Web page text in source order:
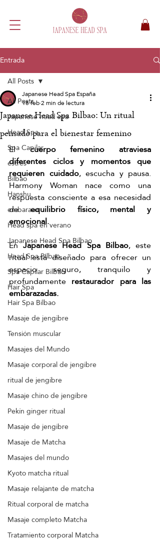
Entrada
All Posts
Japanese head spa
Head Spa
Spa Capilar
estres
Bilbao
Hanshu
embarazo
Head spa en verano
Japanese Head Spa Bilbao
Head Spa Bilbao
Spa Capilar Bilbao
Hair Spa
Hair Spa Bilbao
Masaje de jengibre
Tensión muscular
Masajes del Mundo
Masaje corporal de jengibre
ritual de jengibre
Masaje chino de jengibre
Pekín ginger ritual
Masaje de jengibre
Masaje de Matcha
Masajes del mundo
Kyoto matcha ritual
Masaje relajante de matcha
Ritual corporal de matcha
Masaje completo Matcha
Tratamiento corporal Matcha
All Posts
Japanese Head Spa Bilbao: Un ritual
pensado para el bienestar femenino
Japanese Head Spa España
18 feb2 min de lectura
El cuerpo femenino atraviesa
diferentes ciclos y momentos que
requieren cuidado, escucha y pausa.
Harmony Woman nace como una
respuesta consciente a esa necesidad
de equilibrio físico, mental y
emocional.
En Japanese Head Spa Bilbao, este
ritual está diseñado para ofrecer un
espacio seguro, tranquilo y
profundamente restaurador para las
embarazadas.